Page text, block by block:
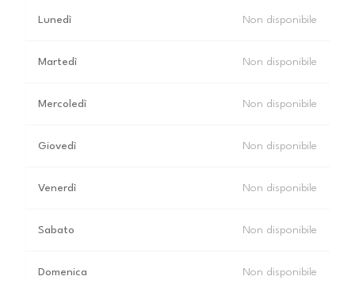
Lunedì Non disponibile
Martedì Non disponibile
Mercoledì Non disponibile
Giovedì Non disponibile
Venerdì Non disponibile
Sabato Non disponibile
Domenica Non disponibile